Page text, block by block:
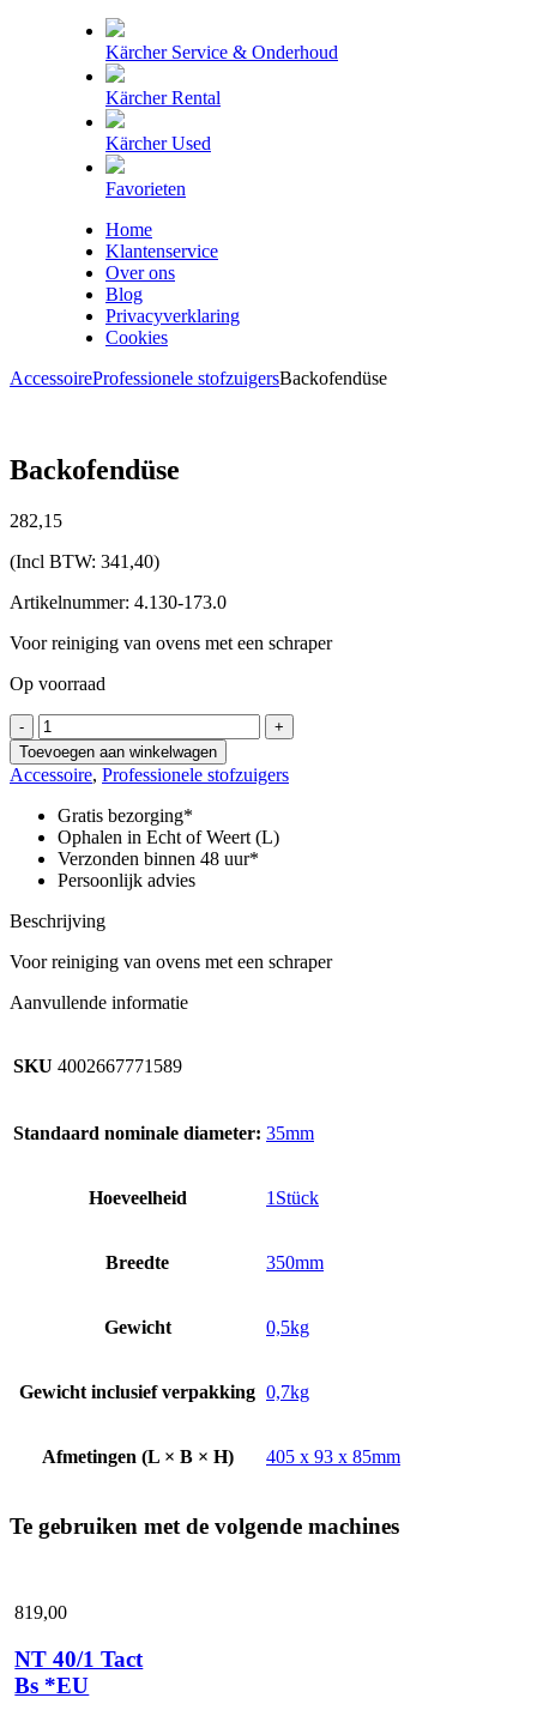
Kärcher Service & Onderhoud
Kärcher Rental
Kärcher Used
Favorieten
Home
Klantenservice
Over ons
Blog
Privacyverklaring
Cookies
AccessoireProfessionele stofzuigersBackofendüse
Backofendüse
282,15
(Incl BTW: 341,40)
Artikelnummer: 4.130-173.0
Voor reiniging van ovens met een schraper
Op voorraad
-
Backofendüse
aantal
+
Toevoegen aan winkelwagen
Accessoire, Professionele stofzuigers
Gratis bezorging*
Ophalen in Echt of Weert (L)
Verzonden binnen 48 uur*
Persoonlijk advies
Beschrijving
Voor reiniging van ovens met een schraper
Aanvullende informatie
SKU 4002667771589
Standaard nominale diameter: 35mm
Hoeveelheid 1Stück
Breedte 350mm
Gewicht 0,5kg
Gewicht inclusief verpakking 0,7kg
Afmetingen (L × B × H) 405 x 93 x 85mm
Te gebruiken met de volgende machines
819,00
NT 40/1 Tact
Bs *EU